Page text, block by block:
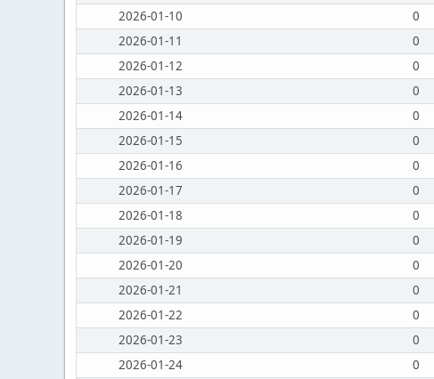
2026-01-10
0
2026-01-11
0
2026-01-12
0
2026-01-13
0
2026-01-14
0
2026-01-15
0
2026-01-16
0
2026-01-17
0
2026-01-18
0
2026-01-19
0
2026-01-20
0
2026-01-21
0
2026-01-22
0
2026-01-23
0
2026-01-24
0